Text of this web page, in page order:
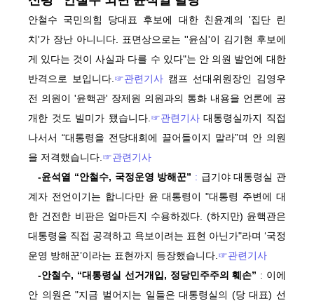
안철수 국민의힘 당대표 후보에 대한 친윤계의 '집단 린
치'가 장난 아니니다. 표면상으로는 ''윤심'이 김기현 후보에
게 있다는 것이 사실과 다를 수 있다"는 안 의원 발언에 대한
반격으로 보입니다. ☞관련기사 캠프 선대위원장인 김영우
전 의원이 '윤핵관' 장제원 의원과의 통화 내용을 언론에 공
개한 것도 빌미가 됐습니다. ☞관련기사대통령실까지 직접
나서서 “대통령을 전당대회에 끌어들이지 말라”며 안 의원
을 저격했습니다. ☞관련기사
-윤석열 “안철수, 국정운영 방해꾼” : 급기야 대통령실 관
계자 전언이기는 합니다만 윤 대통령이 "대통령 주변에 대
한 건전한 비판은 얼마든지 수용하겠다. (하지만) 윤핵관은
대통령을 직접 공격하고 욕보이려는 표현 아닌가"라며 ‘국정
운영 방해꾼’이라는 표현까지 등장했습니다. ☞관련기사
-안철수, “대통령실 선거개입, 정당민주주의 훼손” : 이에
안 의원은 "지금 벌어지는 일들은 대통령실의 (당 대표) 선